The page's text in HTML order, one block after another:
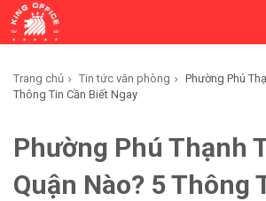
Trang chủ Tin tức văn phòng
Phường Phú
Thông Tin Cần Biết Ngay
Phường Phú Thạnh
Quận Nào? 5 Thông